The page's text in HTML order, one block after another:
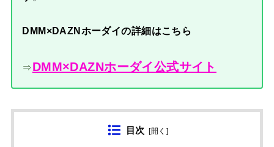
DMM×DAZNホーダイの詳細はこちら
⇒DMM×DAZNホーダイ公式サイト
目次 [開く ]